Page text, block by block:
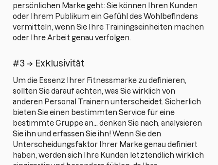
persönlichen Marke geht: Sie können Ihren Kunden
oder Ihrem Publikum ein Gefühl des Wohlbefindens
vermitteln, wenn Sie Ihre Trainingseinheiten machen
oder Ihre Arbeit genau verfolgen.
#3 → Exklusivität
Um die Essenz Ihrer Fitnessmarke zu definieren,
sollten Sie darauf achten, was Sie wirklich von
anderen Personal Trainern unterscheidet. Sicherlich
bieten Sie einen bestimmten Service für eine
bestimmte Gruppe an... denken Sie nach, analysieren
Sie ihn und erfassen Sie ihn! Wenn Sie den
Unterscheidungsfaktor Ihrer Marke genau definiert
haben, werden sich Ihre Kunden letztendlich wirklich